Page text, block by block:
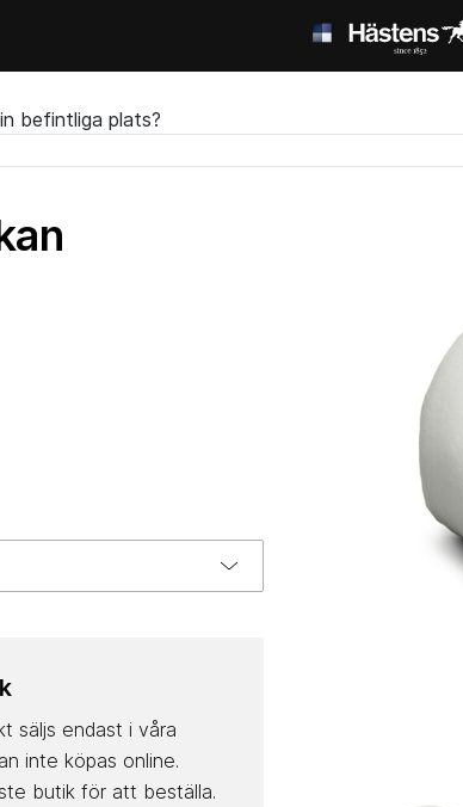
befintliga plats?
säljs endast i våra
inte köpas online.
butik för att beställa.